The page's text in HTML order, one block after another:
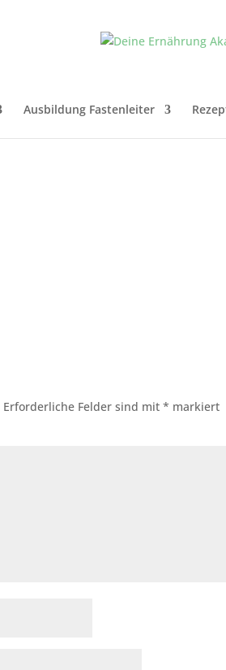
Ausbildung Fastenleiter
Erforderliche Felder sind mit* markiert